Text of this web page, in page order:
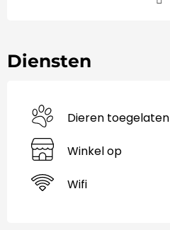
Diensten
Dieren toegelaten
Winkel op
Wifi